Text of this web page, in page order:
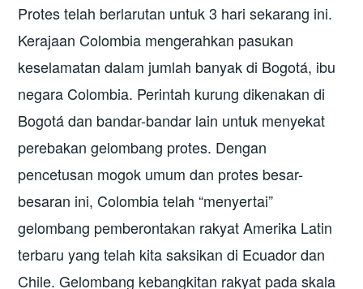
Protes telah berlarutan untuk 3 hari sekarang ini.
Kerajaan Colombia mengerahkan pasukan
keselamatan dalam jumlah banyak di Bogotá, ibu
negara Colombia. Perintah kurung dikenakan di
Bogotá dan bandar-bandar lain untuk menyekat
perebakan gelombang protes. Dengan
pencetusan mogok umum dan protes besar-
besaran ini, Colombia telah “menyertai”
gelombang pemberontakan rakyat Amerika Latin
terbaru yang telah kita saksikan di Ecuador dan
Chile. Gelombang kebangkitan rakyat pada skala